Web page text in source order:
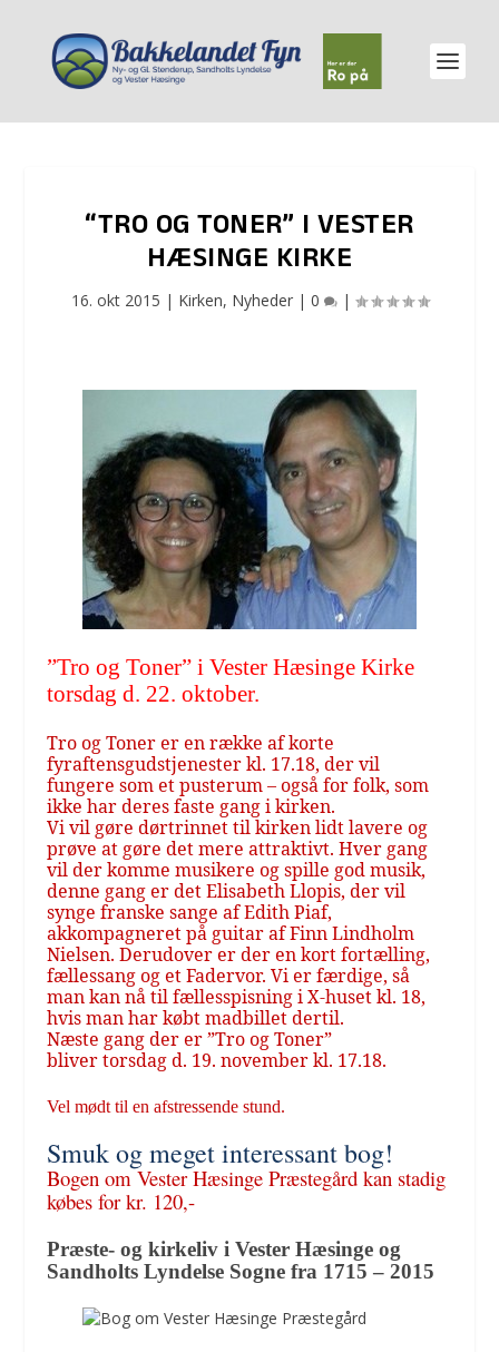
“TRO OG TONER” I VESTER
HÆSINGE KIRKE
16. okt 2015 | Kirken, Nyheder| 0 |
”Tro og Toner” i Vester Hæsinge Kirke
torsdag d. 22. oktober.
Tro og Toner er en række af korte
fyraftensgudstjenester kl. 17.18, der vil
fungere som et pusterum – også for folk, som
ikke har deres faste gang i kirken.
Vi vil gøre dørtrinnet til kirken lidt lavere og
prøve at gøre det mere attraktivt. Hver gang
vil der komme musikere og spille god musik,
denne gang er det Elisabeth Llopis, der vil
synge franske sange af Edith Piaf,
akkompagneret på guitar af Finn Lindholm
Nielsen. Derudover er der en kort fortælling,
fællessang og et Fadervor. Vi er færdige, så
man kan nå til fællesspisning i X-huset kl. 18,
hvis man har købt madbillet dertil.
Næste gang der er ”Tro og Toner”
blivertorsdag d. 19. november kl. 17.18.
Vel mødt til en afstressende stund.
Smuk og meget interessant bog!
Bogen omVester Hæsinge Præstegård kan stadig
købes for kr. 120,-
Præste- og kirkeliv i Vester Hæsinge og
Sandholts Lyndelse Sogne fra 1715 – 2015